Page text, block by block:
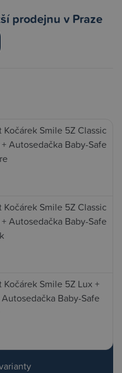
prodejnu v Praze
Kočárek Smile 5Z Classic
Autosedačka Baby-Safe
Kočárek Smile 5Z Classic
Autosedačka Baby-Safe
Kočárek Smile 5Z Lux +
Baby-Safe